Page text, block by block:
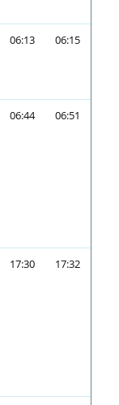
06:13 06:15
06:44 06:51
17:30 17:32